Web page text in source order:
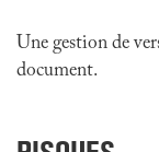
Une gestion de
document.